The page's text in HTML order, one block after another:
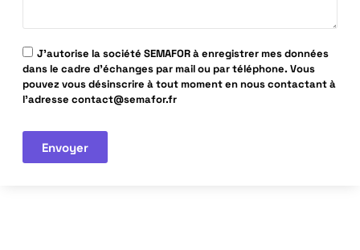
J'autorise la société SEMAFOR à enregistrer mes données
dans le cadre d'échanges par mail ou par téléphone. Vous
pouvez vous désinscrire à tout moment en nous contactant à
l'adresse contact@semafor.fr
Envoyer